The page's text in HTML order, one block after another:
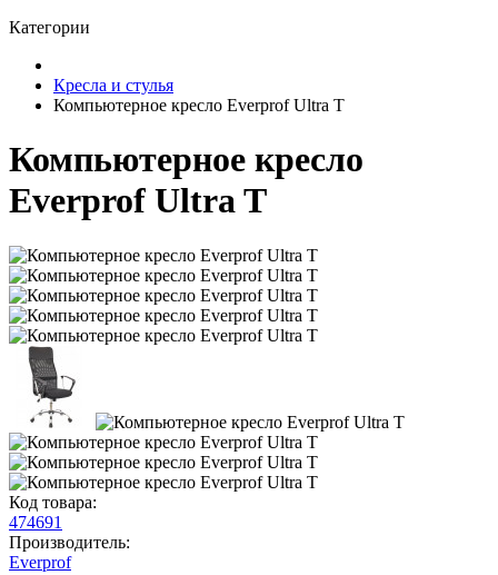
Категории
Кресла и стулья
Компьютерное кресло Everprof Ultra T
Компьютерное кресло
Everprof Ultra T
Код товара:
474691
Производитель:
Everprof